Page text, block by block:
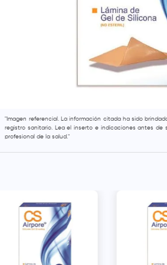
"Imagen referencial. La información citada ha sido
registro sanitario. Lea el inserto e indicaciones antes
profesional de la salud."